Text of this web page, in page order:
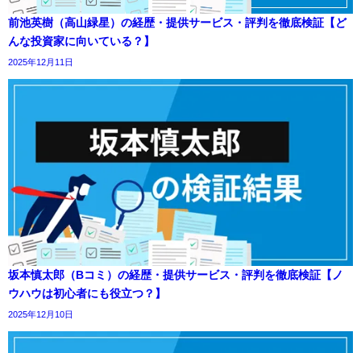
前池英樹（高山緑星）の経歴・提供サービス・評判を徹底検証【ど
んな投資家に向いている？】
2025年12月11日
坂本慎太郎（Bコミ）の経歴・提供サービス・評判を徹底検証【ノ
ウハウは初心者にも役立つ？】
2025年12月10日